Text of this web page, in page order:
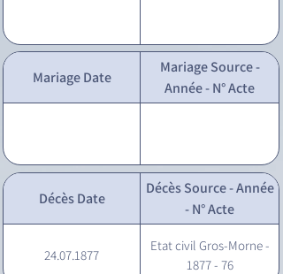
Mariage Date
Mariage Source -
Année - N° Acte
Décès Date
Décès Source - Année
- N° Acte
24.07.1877
Etat civil Gros-Morne -
1877 - 76